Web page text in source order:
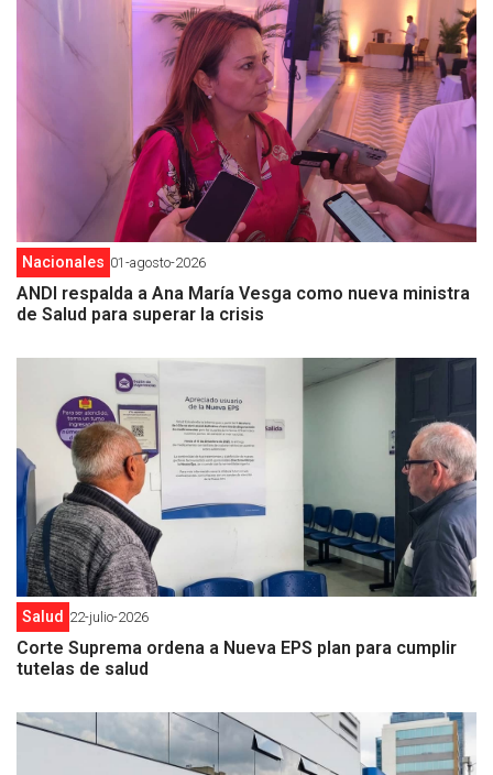
Nacionales 01-agosto-2026
ANDI respalda a Ana María Vesga como nueva ministra
de Salud para superar la crisis
Salud 22-julio-2026
Corte Suprema ordena a Nueva EPS plan para cumplir
tutelas de salud